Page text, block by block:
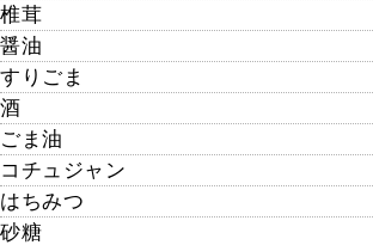
椎茸
醤油
すりごま
酒
ごま油
コチュジャン
はちみつ
砂糖